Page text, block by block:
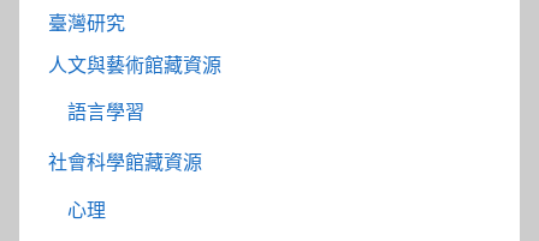
臺灣研究
人文與藝術館藏資源
語言學習
社會科學館藏資源
心理